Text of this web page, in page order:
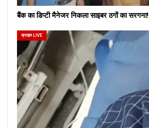
बैंक का डिप्टी मैनेजर निकला साइबर ठगों का सरगना!
क्राइम LIVE